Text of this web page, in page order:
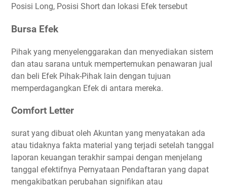
Posisi Long, Posisi Short dan lokasi Efek tersebut
Bursa Efek
Pihak yang menyelenggarakan dan menyediakan sistem
dan atau sarana untuk mempertemukan penawaran jual
dan beli Efek Pihak-Pihak lain dengan tujuan
memperdagangkan Efek di antara mereka.
Comfort Letter
surat yang dibuat oleh Akuntan yang menyatakan ada
atau tidaknya fakta material yang terjadi setelah tanggal
laporan keuangan terakhir sampai dengan menjelang
tanggal efektifnya Pernyataan Pendaftaran yang dapat
mengakibatkan perubahan signifikan atau